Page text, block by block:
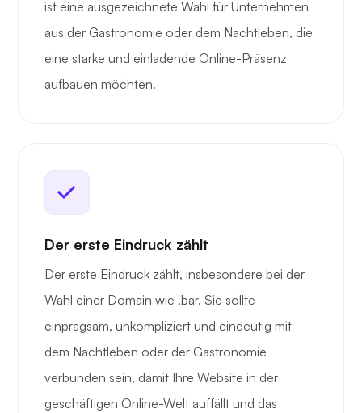
ist eine ausgezeichnete Wahl für Unternehmen
aus der Gastronomie oder dem Nachtleben, die
eine starke und einladende Online-Präsenz
aufbauen möchten.
Der erste Eindruck zählt
Der erste Eindruck zählt, insbesondere bei der
Wahl einer Domain wie .bar. Sie sollte
einprägsam, unkompliziert und eindeutig mit
dem Nachtleben oder der Gastronomie
verbunden sein, damit Ihre Website in der
geschäftigen Online-Welt auffällt und das